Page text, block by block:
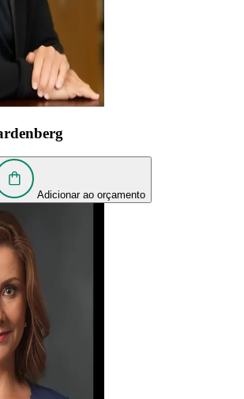
Adicionar ao orçamento